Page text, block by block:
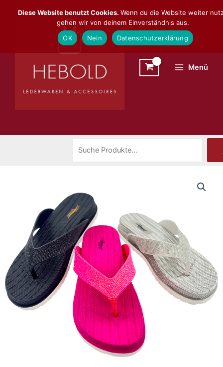
Inhalt
Menü
Diese Website benutzt Cookies. Wenn du die Website weiter
gehen wir von deinem Einverständnis aus.
OK
Nein Datenschutzerklärung